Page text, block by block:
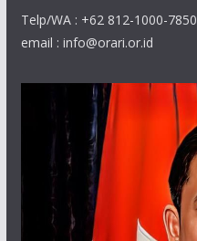
Telp/WA : +62 812-1000-7850
email : info@orari.or.id